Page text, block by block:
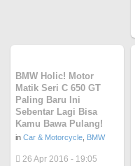
BMW Holic! Motor
Matik Seri C 650 GT
Paling Baru Ini
Sebentar Lagi Bisa
Kamu Bawa Pulang!
in Car & Motorcycle BMW
26 Apr 2016 - 19:05